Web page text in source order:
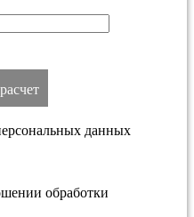
данных
обработки